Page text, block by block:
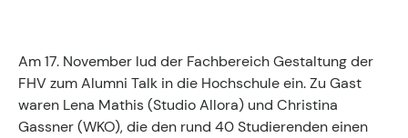
Kreativpreis 2025
Kontakt zum Fachgruppenbüro der wkv
Am 17. November lud der Fachbereich Gestaltung der
FHV zum Alumni Talk in die Hochschule ein. Zu Gast
waren Lena Mathis (Studio Allora) und Christina
Gassner (WKO), die den rund 40 Studierenden einen